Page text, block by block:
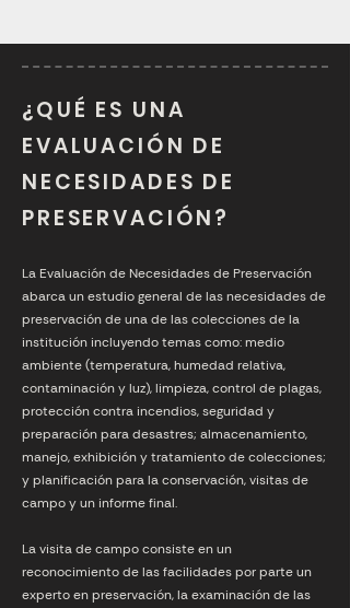
¿QUÉ ES UNA
EVALUACIÓN DE
NECESIDADES DE
PRESERVACIÓN?
La Evaluación de Necesidades de Preservación
abarca un estudio general de las necesidades de
preservación de una de las colecciones de la
institución incluyendo temas como: medio
ambiente (temperatura, humedad relativa,
contaminación y luz), limpieza, control de plagas,
protección contra incendios, seguridad y
preparación para desastres; almacenamiento,
manejo, exhibición y tratamiento de colecciones;
y planificación para la conservación, visitas de
campo y un informe final.
La visita de campo consiste en un
reconocimiento de las facilidades por parte un
experto en preservación, la examinación de las